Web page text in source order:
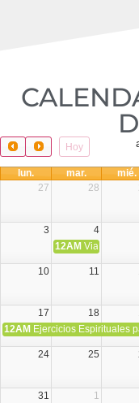
Hoy
lun. mar. mié.
27
28
3 4
12AM Viaje
10 11
17 18
12AM Ejercicios Espirituales
24 25
31 1